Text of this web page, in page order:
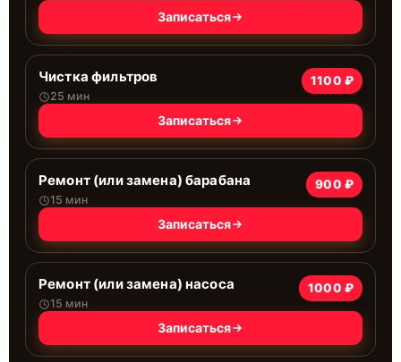
Записаться
Чистка фильтров
25 мин
1100 ₽
Записаться
Ремонт (или замена) барабана
15 мин
900 ₽
Записаться
Ремонт (или замена) насоса
15 мин
1000 ₽
Записаться